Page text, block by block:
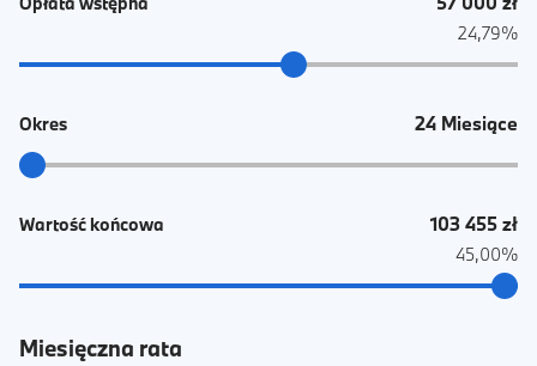
24,79%
Okres 24 Miesiące
Wartość końcowa 103 455 zł
45,00%
Miesięczna rata